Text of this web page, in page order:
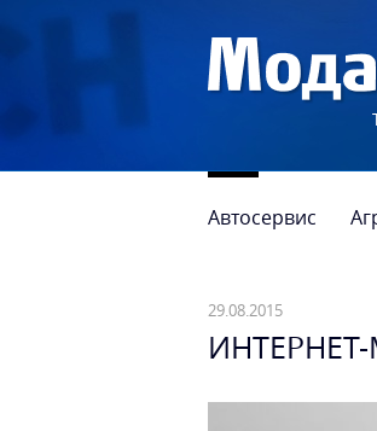
Автосервис
29.08.2015